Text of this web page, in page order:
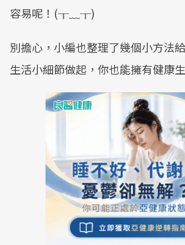
容易呢！(╥﹏╥)
別擔心，小編也整理了幾個小方法
生活小細節做起，你也能擁有健康生